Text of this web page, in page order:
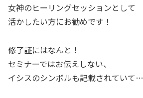
女神のヒーリングセッションとして
活かしたい方にお勧めです！
修了証にはなんと！
セミナーではお伝えしない、
イシスのシンボルも記載されていて…